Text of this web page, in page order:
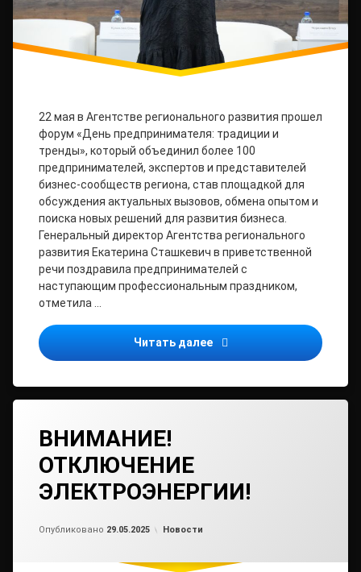
22 мая в Агентстве регионального развития прошел
форум «День предпринимателя: традиции и
тренды», который объединил более 100
предпринимателей, экспертов и представителей
бизнес-сообществ региона, став площадкой для
обсуждения актуальных вызовов, обмена опытом и
поиска новых решений для развития бизнеса.
Генеральный директор Агентства регионального
развития Екатерина Сташкевич в приветственной
речи поздравила предпринимателей с
наступающим профессиональным праздником,
отметила …
Читать далее Форум «День
ВНИМАНИЕ!
ОТКЛЮЧЕНИЕ
ЭЛЕКТРОЭНЕРГИИ!
Опубликовано 29.05.2025 Рубрики:
Новости